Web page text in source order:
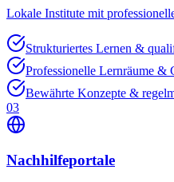
Lokale Institute mit
Strukturiertes Lernen &
Professionelle Lernräume &
Bewährte Konzepte &
03
Nachhilfeportale